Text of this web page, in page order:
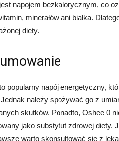
napojem bezkalorycznym, co
minerałów ani białka.
diety.
popularny napój energetyczny,
należy spożywać go z
skutków. Ponadto, Oshee 0
jako substytut zdrowej diety.
warto skonsultować się z